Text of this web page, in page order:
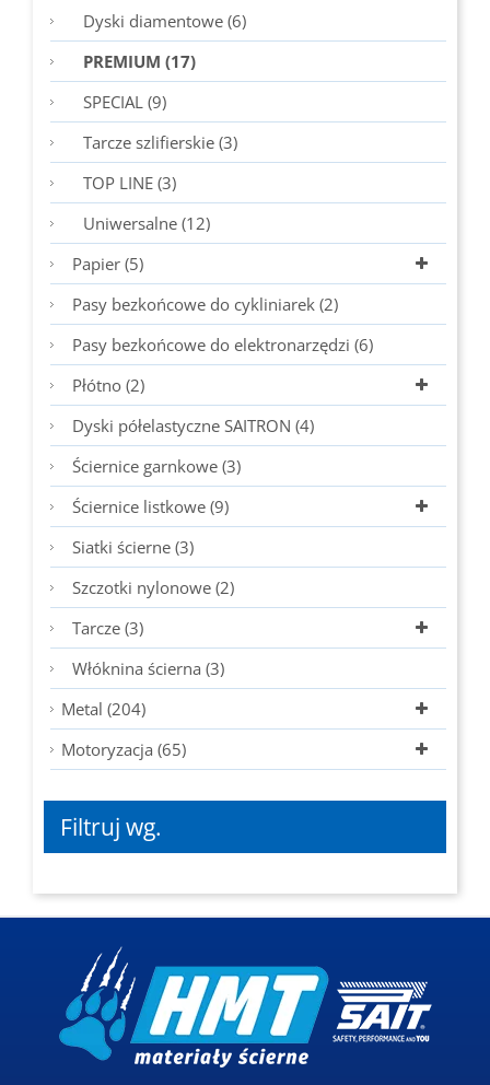
Dyski diamentowe (6)
PREMIUM (17)
SPECIAL (9)
Tarcze szlifierskie (3)
TOP LINE (3)
Uniwersalne (12)
Papier (5)
Pasy bezkońcowe do cykliniarek (2)
Pasy bezkońcowe do elektronarzędzi (6)
Płótno (2)
Dyski półelastyczne SAITRON (4)
Ściernice garnkowe (3)
Ściernice listkowe (9)
Siatki ścierne (3)
Szczotki nylonowe (2)
Tarcze (3)
Włóknina ścierna (3)
Metal (204)
Motoryzacja (65)
Filtruj wg.